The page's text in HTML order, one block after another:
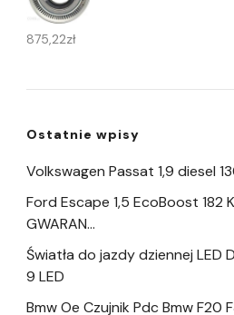
875,22zł
Ostatnie wpisy
Volkswagen Passat 1,9 diesel
Ford Escape 1,5 EcoBoost 182
GWARAN…
Światła do jazdy dziennej LED
9 LED
Bmw Oe Czujnik Pdc Bmw F20